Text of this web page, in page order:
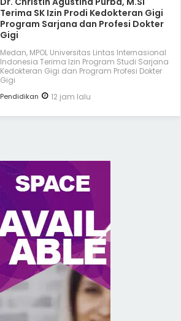
Terima SK Izin Prodi Kedokteran Gigi
Program Sarjana dan Profesi Dokter
Gigi
Medan, MPOL Universitas Lintas Internasional
Indonesia Terima Izin Program Studi Sarjana
Kedokteran Gigi dan Program Profesi Dokter
Gigi
Pendidikan 12 jam lalu